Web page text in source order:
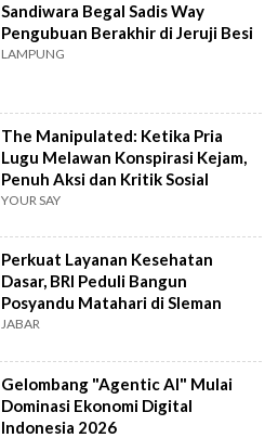
Sandiwara Begal Sadis Way
Pengubuan Berakhir di Jeruji Besi
LAMPUNG
The Manipulated: Ketika Pria
Lugu Melawan Konspirasi Kejam,
Penuh Aksi dan Kritik Sosial
YOUR SAY
Perkuat Layanan Kesehatan
Dasar, BRI Peduli Bangun
Posyandu Matahari di Sleman
JABAR
Gelombang "Agentic AI" Mulai
Dominasi Ekonomi Digital
Indonesia 2026